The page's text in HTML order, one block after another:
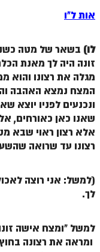
אות ל"ו
לו) בשאר של מטה
זונה היה לך מאנת
מגלה את רצונו והוא
המצח נמצא האהבה
ונכנעים לפניו יוצא
שאנו כאן כאורחים,
אלא רצון ראוי שבא
רצונו עד שרואה
(למשל: אני רוצה
לך.
למשל "ומצח אישה
ומראה את רצונה